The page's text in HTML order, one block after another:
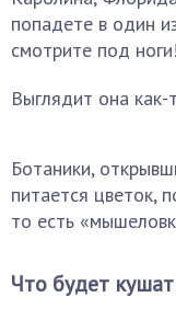
попадете в один
смотрите под ноги!
Выглядит она как-
Ботаники,
питается цветок,
то есть
Что будет